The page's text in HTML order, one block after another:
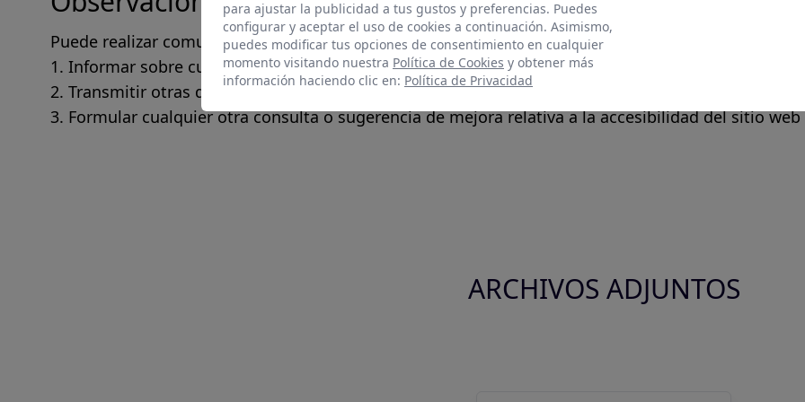
Puede realizar comunicaciones sobre requisitos de accesibilidad (artículo 10.2.a) del RD 1112/
Informar sobre cualquier posible incumplimiento por parte de este sitio web.
Transmitir otras dificultades de acceso al contenido
Formular cualquier otra consulta o sugerencia de mejora relativa a la accesibilidad del sitio web
ARCHIVOS ADJUNTOS
para ajustar la publicidad a tus gustos y preferencias. Puedes
configurar y aceptar el uso de cookies a continuación. Asimismo,
puedes modificar tus opciones de consentimiento en cualquier
momento visitando nuestra Política de Cookies y obtener más
información haciendo clic en: Política de Privacidad